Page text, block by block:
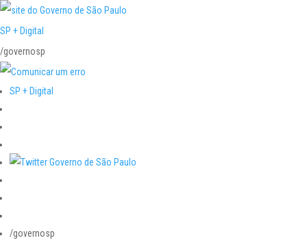
SP + Digital
/governosp
SP + Digital
/governosp